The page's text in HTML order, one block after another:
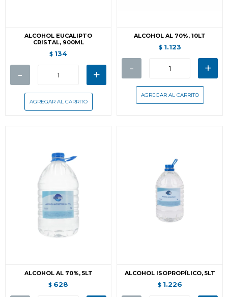
ALCOHOL EUCALIPTO
CRISTAL, 900ML
$ 134
- +
ALCOHOL AL 70%, 10LT
$ 1.123
- +
ALCOHOL AL 70%, 5LT
$ 628
ALCOHOL ISOPROPÍLICO, 5LT
$ 1.226